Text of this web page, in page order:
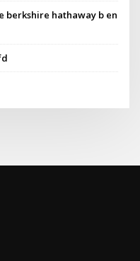
berkshire hathaway b en